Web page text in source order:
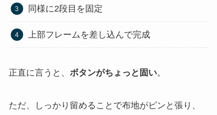
同様に2段目を固定
上部フレームを差し込んで完成
正直に言うと、 ボタンがちょっと固い。
ただ、しっかり留めることで布地がピンと張り、